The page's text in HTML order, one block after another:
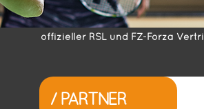
offizieller RSL und FZ-Forza
/ PARTNER